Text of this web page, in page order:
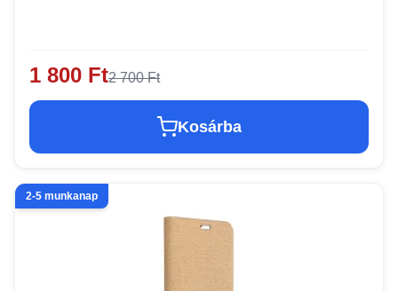
1 800 Ft2 700 Ft
Kosárba
2-5 munkanap